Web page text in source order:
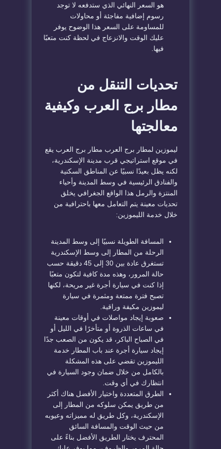
هو السعر النهائي الذي ستدفعه لا توجد
رسوم إضافية مفاجئة أو محاولات
للمساومة على السعر هذا الوضوح يوفر
عليك الوقت والانزعاج في لحظة كنت متعبًا
فيها.
تحديات التنقل من
مطار برج العرب وكيفية
معالجتها
ليموزين لمطار برج العرب مطار برج العرب يقع
في موقع استراتيجي قرب مدينة الإسكندرية،
لكنه يظل بعيدًا نسبيًا عن المناطق السكنية
والفنادق الرئيسية في وسط المدينة وأحياء
المنتزة والرمل هذا الواقع الجغرافي يخلق
تحديات معينة يتم التعامل معها باحترافية من
خلال خدمة الليموزين:
المسافة الطويلة نسبيًا إلى وسط المدينة
الرحلة من المطار إلى وسط الإسكندرية
تستغرق عادة بين 30 إلى 45 دقيقة حسب
حالة المرور، وهذه مدة كافية لتكون متعبًا
إذا كنت في سيارة أجرة غير مريحة، لكنها
تصبح فترة ممتعة ومثمرة في سيارة
ليموزين مكيفة وراقية.
صعوبة إيجاد مواصلات في أوقات معينة
في ساعات الذروة أو متأخرًا في الليل أو
في الصباح الباكر، قد يكون من الصعب جدًا
إيجاد سيارة أجرة عند باب المطار خدمة
الليموزين تقضي على هذه المشكلة
بالكامل من خلال ضمان وجود السيارة في
انتظارك في أي وقت.
الطرق المتعددة واختيار الأفضل هناك أكثر
من طريق يمكن سلوكه من المطار إلى
الإسكندرية، وكل طريق له مميزاته وعيوبه
من حيث الوقت والمسافة السائق
المحترف يختار الطريق الأفضل بناءً على